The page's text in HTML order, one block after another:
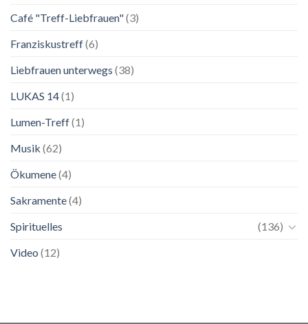
Café "Treff-Liebfrauen"(3)
Franziskustreff(6)
Liebfrauen unterwegs (38)
LUKAS 14(1)
Lumen-Treff(1)
Musik (62)
Ökumene(4)
Sakramente(4)
Spirituelles
(136)
Video (12)